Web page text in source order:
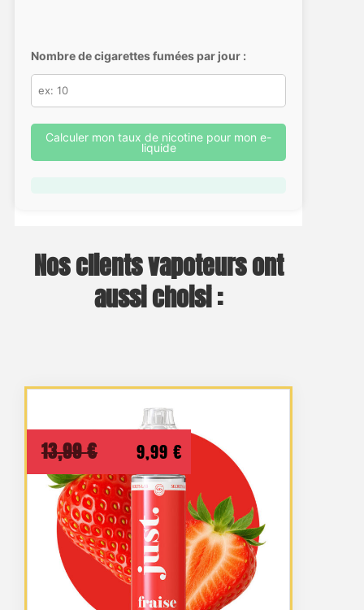
Nombre de cigarettes fumées par jour :
Calculer mon taux de nicotine pour mon e-
liquide
Nos clients vapoteurs ont
aussi choisi :
13,99€
Le
prix
initial
était :
13,99 €.
9,99 €
prix
actuel
est :
9,99 €.